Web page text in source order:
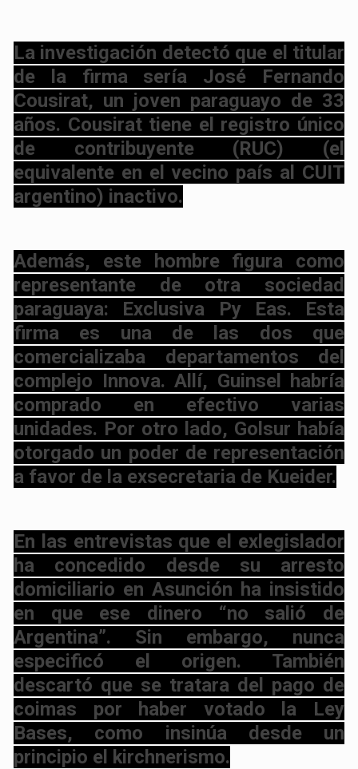
La investigación detectó que el titular
de la firma sería José Fernando
Cousirat, un joven paraguayo de 33
años. Cousirat tiene el registro único
de contribuyente (RUC) (el
equivalente en el vecino país al CUIT
argentino) inactivo.
Además, este hombre figura como
representante de otra sociedad
paraguaya: Exclusiva Py Eas. Esta
firma es una de las dos que
comercializaba departamentos del
complejo Innova. Allí, Guinsel habría
comprado en efectivo varias
unidades. Por otro lado, Golsur había
otorgado un poder de representación
a favor de la exsecretaria de Kueider.
En las entrevistas que el exlegislador
ha concedido desde su arresto
domiciliario en Asunción ha insistido
en que ese dinero “no salió de
Argentina”. Sin embargo, nunca
especificó el origen. También
descartó que se tratara del pago de
coimas por haber votado la Ley
Bases, como insinúa desde un
principio el kirchnerismo.